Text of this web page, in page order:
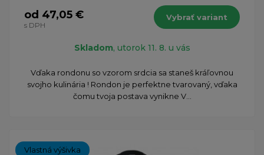
od 47,05 €
s DPH
Vybrať variant
Skladom, utorok 11. 8. u vás
Vďaka rondonu so vzorom srdcia sa staneš kráľovnou
svojho kulinária ! Rondon je perfektne tvarovaný, vďaka
čomu tvoja postava vynikne V...
Vlastná výšivka